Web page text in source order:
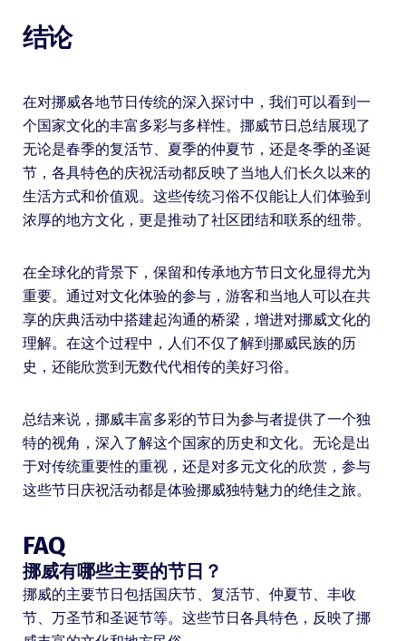
结论
在对挪威各地节日传统的深入探讨中，我们可以看到一
个国家文化的丰富多彩与多样性。挪威节日总结展现了
无论是春季的复活节、夏季的仲夏节，还是冬季的圣诞
节，各具特色的庆祝活动都反映了当地人们长久以来的
生活方式和价值观。这些传统习俗不仅能让人们体验到
浓厚的地方文化，更是推动了社区团结和联系的纽带。
在全球化的背景下，保留和传承地方节日文化显得尤为
重要。通过对文化体验的参与，游客和当地人可以在共
享的庆典活动中搭建起沟通的桥梁，增进对挪威文化的
理解。在这个过程中，人们不仅了解到挪威民族的历
史，还能欣赏到无数代代相传的美好习俗。
总结来说，挪威丰富多彩的节日为参与者提供了一个独
特的视角，深入了解这个国家的历史和文化。无论是出
于对传统重要性的重视，还是对多元文化的欣赏，参与
这些节日庆祝活动都是体验挪威独特魅力的绝佳之旅。
FAQ
挪威有哪些主要的节日？
挪威的主要节日包括国庆节、复活节、仲夏节、丰收
节、万圣节和圣诞节等。这些节日各具特色，反映了挪